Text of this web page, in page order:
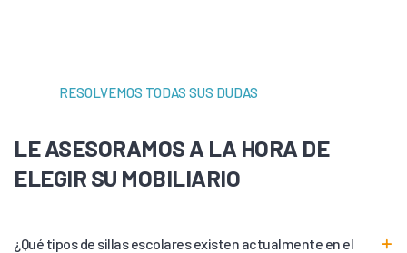
RESOLVEMOS TODAS SUS DUDAS
LE ASESORAMOS A LA HORA DE
ELEGIR SU MOBILIARIO
¿Qué tipos de sillas escolares existen actualmente en el